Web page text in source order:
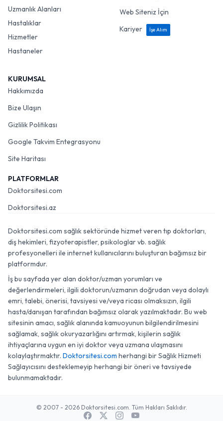
Uzmanlık Alanları
Hastalıklar
Hizmetler
Hastaneler
Web Siteniz İçin
Kariyer
İşe Alım
KURUMSAL
Hakkımızda
Bize Ulaşın
Gizlilik Politikası
Google Takvim Entegrasyonu
Site Haritası
PLATFORMLAR
Doktorsitesi.com
Doktorsitesi.az
Doktorsitesi.com sağlık sektöründe hizmet veren tıp doktorları,
diş hekimleri, fizyoterapistler, psikologlar vb. sağlık
profesyonelleri ile internet kullanıcılarını buluşturan bağımsız bir
platformdur.
İş bu sayfada yer alan doktor/uzman yorumları ve
değerlendirmeleri, ilgili doktorun/uzmanın doğrudan veya dolaylı
emri, talebi, önerisi, tavsiyesi ve/veya ricası olmaksızın, ilgili
hasta/danışan tarafından bağımsız olarak yazılmaktadır. Bu web
sitesinin amacı, sağlık alanında kamuoyunun bilgilendirilmesini
sağlamak, sağlık okuryazarlığını artırmak, kişilerin sağlık
ihtiyaçlarına uygun en iyi doktor veya uzmana ulaşmasını
kolaylaştırmaktır. Doktorsitesi.com herhangi bir Sağlık Hizmeti
Sağlayıcısını desteklemeyip herhangi bir öneri ve tavsiyede
bulunmamaktadır.
© 2007 - 2026 Doktorsitesi.com. Tüm Hakları Saklıdır.